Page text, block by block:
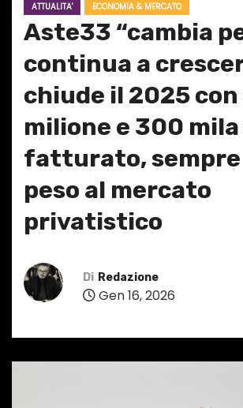
ATTUALITA' ECONOMIA & MERCATO
Aste33 “cambia
continua a
chiude il 2025 con
milione e 300
fatturato, sempre
peso al mercato
privatistico
Di Redazione
Gen 16, 2026